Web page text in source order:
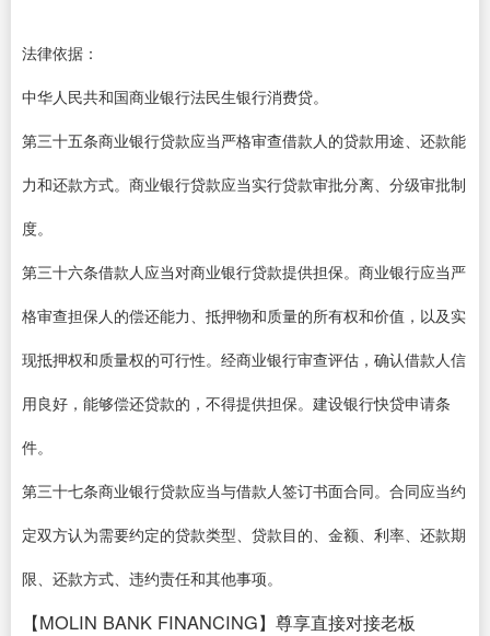
法律依据：
中华人民共和国商业银行法民生银行消费贷。
第三十五条商业银行贷款应当严格审查借款人的贷款用途、还款能
力和还款方式。商业银行贷款应当实行贷款审批分离、分级审批制
度。
第三十六条借款人应当对商业银行贷款提供担保。商业银行应当严
格审查担保人的偿还能力、抵押物和质量的所有权和价值，以及实
现抵押权和质量权的可行性。经商业银行审查评估，确认借款人信
用良好，能够偿还贷款的，不得提供担保。建设银行快贷申请条
件。
第三十七条商业银行贷款应当与借款人签订书面合同。合同应当约
定双方认为需要约定的贷款类型、贷款目的、金额、利率、还款期
限、还款方式、违约责任和其他事项。
【MOLIN BANK FINANCING】尊享直接对接老板